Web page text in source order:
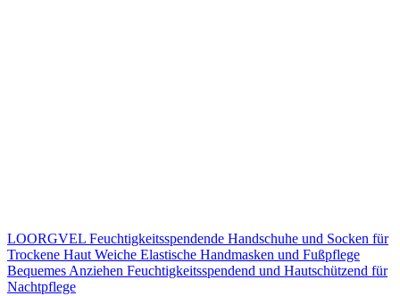
LOORGVEL Feuchtigkeitsspendende Handschuhe und Socken für
Trockene Haut Weiche Elastische Handmasken und Fußpflege
Bequemes Anziehen Feuchtigkeitsspendend und Hautschützend für
Nachtpflege